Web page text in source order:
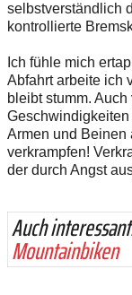
selbstverständlich
kontrollierte
Ich fühle mich
Abfahrt arbeite ich
bleibt stumm.
Armen und Beinen
verkrampfen!
der durch Angst
Auch
Mountainbiken